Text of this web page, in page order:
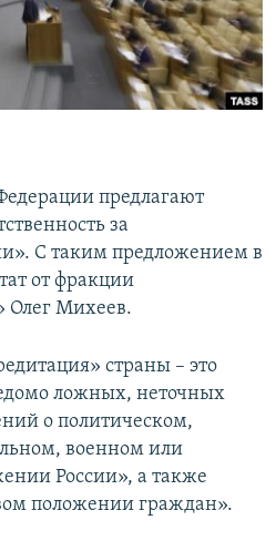
предлагают
за
С таким предложением в
от фракции
Олег Михеев.
страны – это
ложных, неточных
о политическом,
военном или
России», а также
положении граждан».